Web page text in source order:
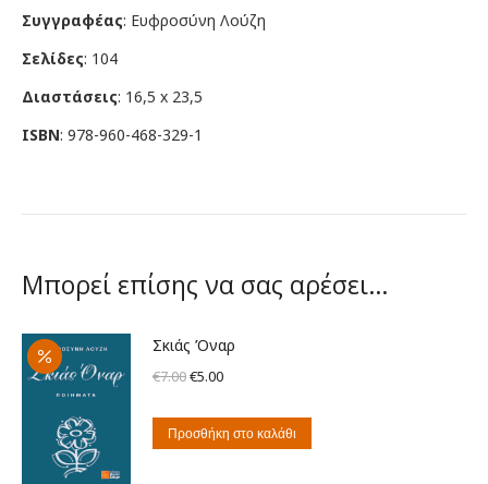
Συγγραφέας: Ευφροσύνη Λούζη
Σελίδες: 104
Διαστάσεις: 16,5 x 23,5
ISBN: 978-960-468-329-1
Μπορεί επίσης να σας αρέσει…
Σκιάς Όναρ
€7.00Original
was:
€5.00Η
τιμή
Προσθήκη στο καλάθι